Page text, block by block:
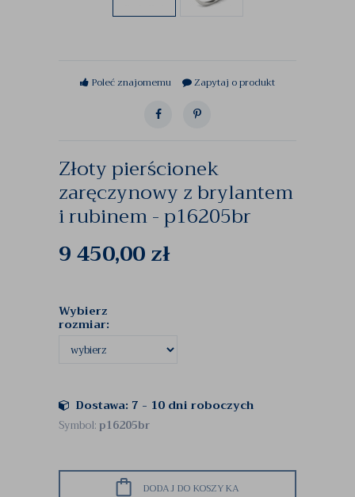
Poleć znajomemu Zapytaj o produkt
Złoty pierścionek
zaręczynowy z brylantem
i rubinem - p16205br
9 450,00zł
Wybierz
rozmiar:
Dostawa: 7 - 10 dni roboczych
Symbol:p16205br
DODAJ DO KOSZYKA